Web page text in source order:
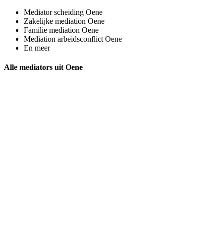
Mediator scheiding Oene
Zakelijke mediation Oene
Familie mediation Oene
Mediation arbeidsconflict Oene
En meer
Alle mediators uit Oene